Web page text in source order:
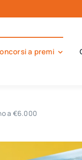
a premi
a €6.000